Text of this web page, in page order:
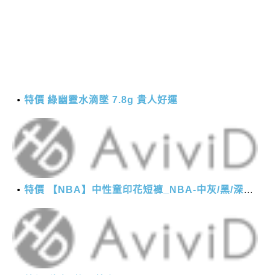
特價 綠幽靈水滴墜 7.8g 貴人好運
特價 【NBA】中性童印花短褲_NBA-中灰/黑/深藍